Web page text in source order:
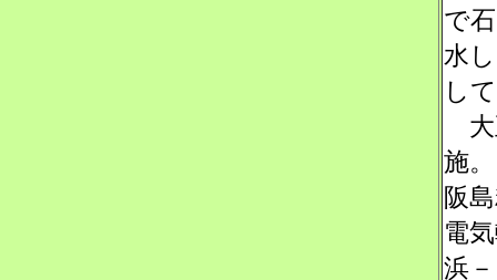
で
水
し
大
施
阪
電
浜